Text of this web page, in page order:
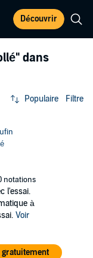
Découvrir
dans
Populaire Filtre
notations
l'essai.
à
Voir
gratuitement